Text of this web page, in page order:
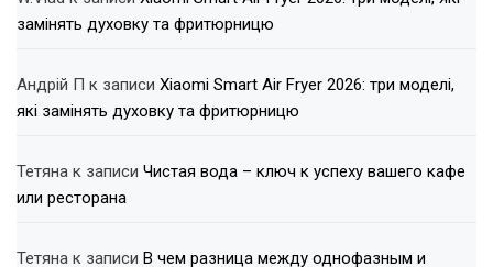
замінять духовку та фритюрницю
Андрій П к записи Xiaomi Smart Air Fryer 2026: три моделі,
які замінять духовку та фритюрницю
Тетяна к записи Чистая вода – ключ к успеху вашего кафе
или ресторана
Тетяна к записи В чем разница между однофазным и